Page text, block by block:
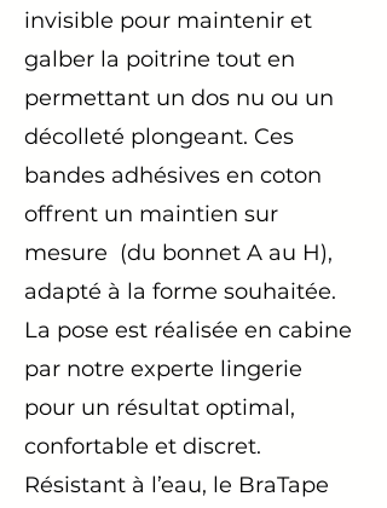
invisible pour maintenir et
galber la poitrine tout en
permettant un dos nu ou un
décolleté plongeant. Ces
bandes adhésives en coton
offrent un maintien sur
mesure (du bonnet A au H),
adapté à la forme souhaitée.
La pose est réalisée en cabine
par notre experte lingerie
pour un résultat optimal,
confortable et discret.
Résistant à l’eau, le BraTape